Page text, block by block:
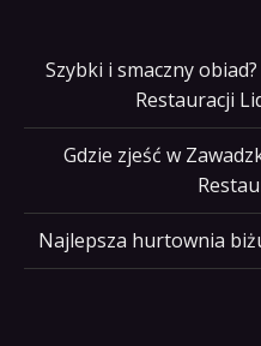
Szybki i smaczny
Restauracji
Gdzie zjeść w
Najlepsza hurtownia